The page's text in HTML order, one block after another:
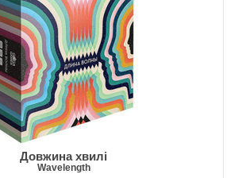
Довжина хвилі
Wavelength